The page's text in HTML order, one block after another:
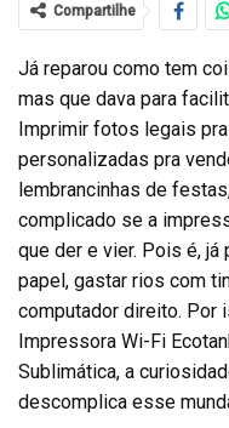
Compartilhe
Já reparou como tem
mas que dava para
Imprimir fotos legais
personalizadas pra
lembrancinhas de
complicado se a
que der e vier. Pois é,
papel, gastar rios com
computador direito. Por
Impressora Wi-Fi
Sublimática, a
descomplica esse